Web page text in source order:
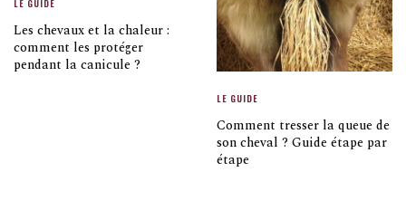
LE GUIDE
Les chevaux et la chaleur :
comment les protéger
pendant la canicule ?
LE GUIDE
Comment tresser la queue de
son cheval ? Guide étape par
étape